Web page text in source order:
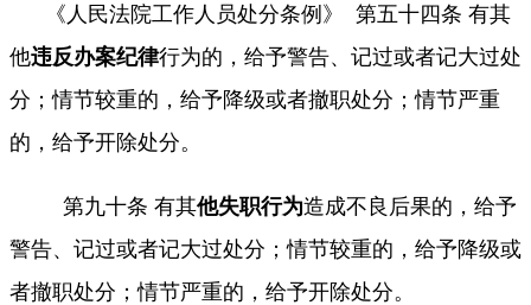
《 人民法院工作人员处分条例 》 第五十四条 有其
他违反办案纪律行为的，给予警告、记过或者记大过处
分；情节较重的，给予降级或者撤职处分；情节严重
的，给予开除处分。
第九十条 有其他失职行为造成不良后果的，给予
警告、记过或者记大过处分；情节较重的，给予降级或
者撤职处分；情节严重的，给予开除处分。